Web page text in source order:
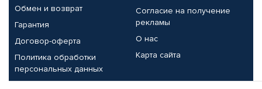
Обмен и возврат
Гарантия
Договор-оферта
Политика обработки
персональных данных
Согласие на получение
рекламы
О нас
Карта сайта